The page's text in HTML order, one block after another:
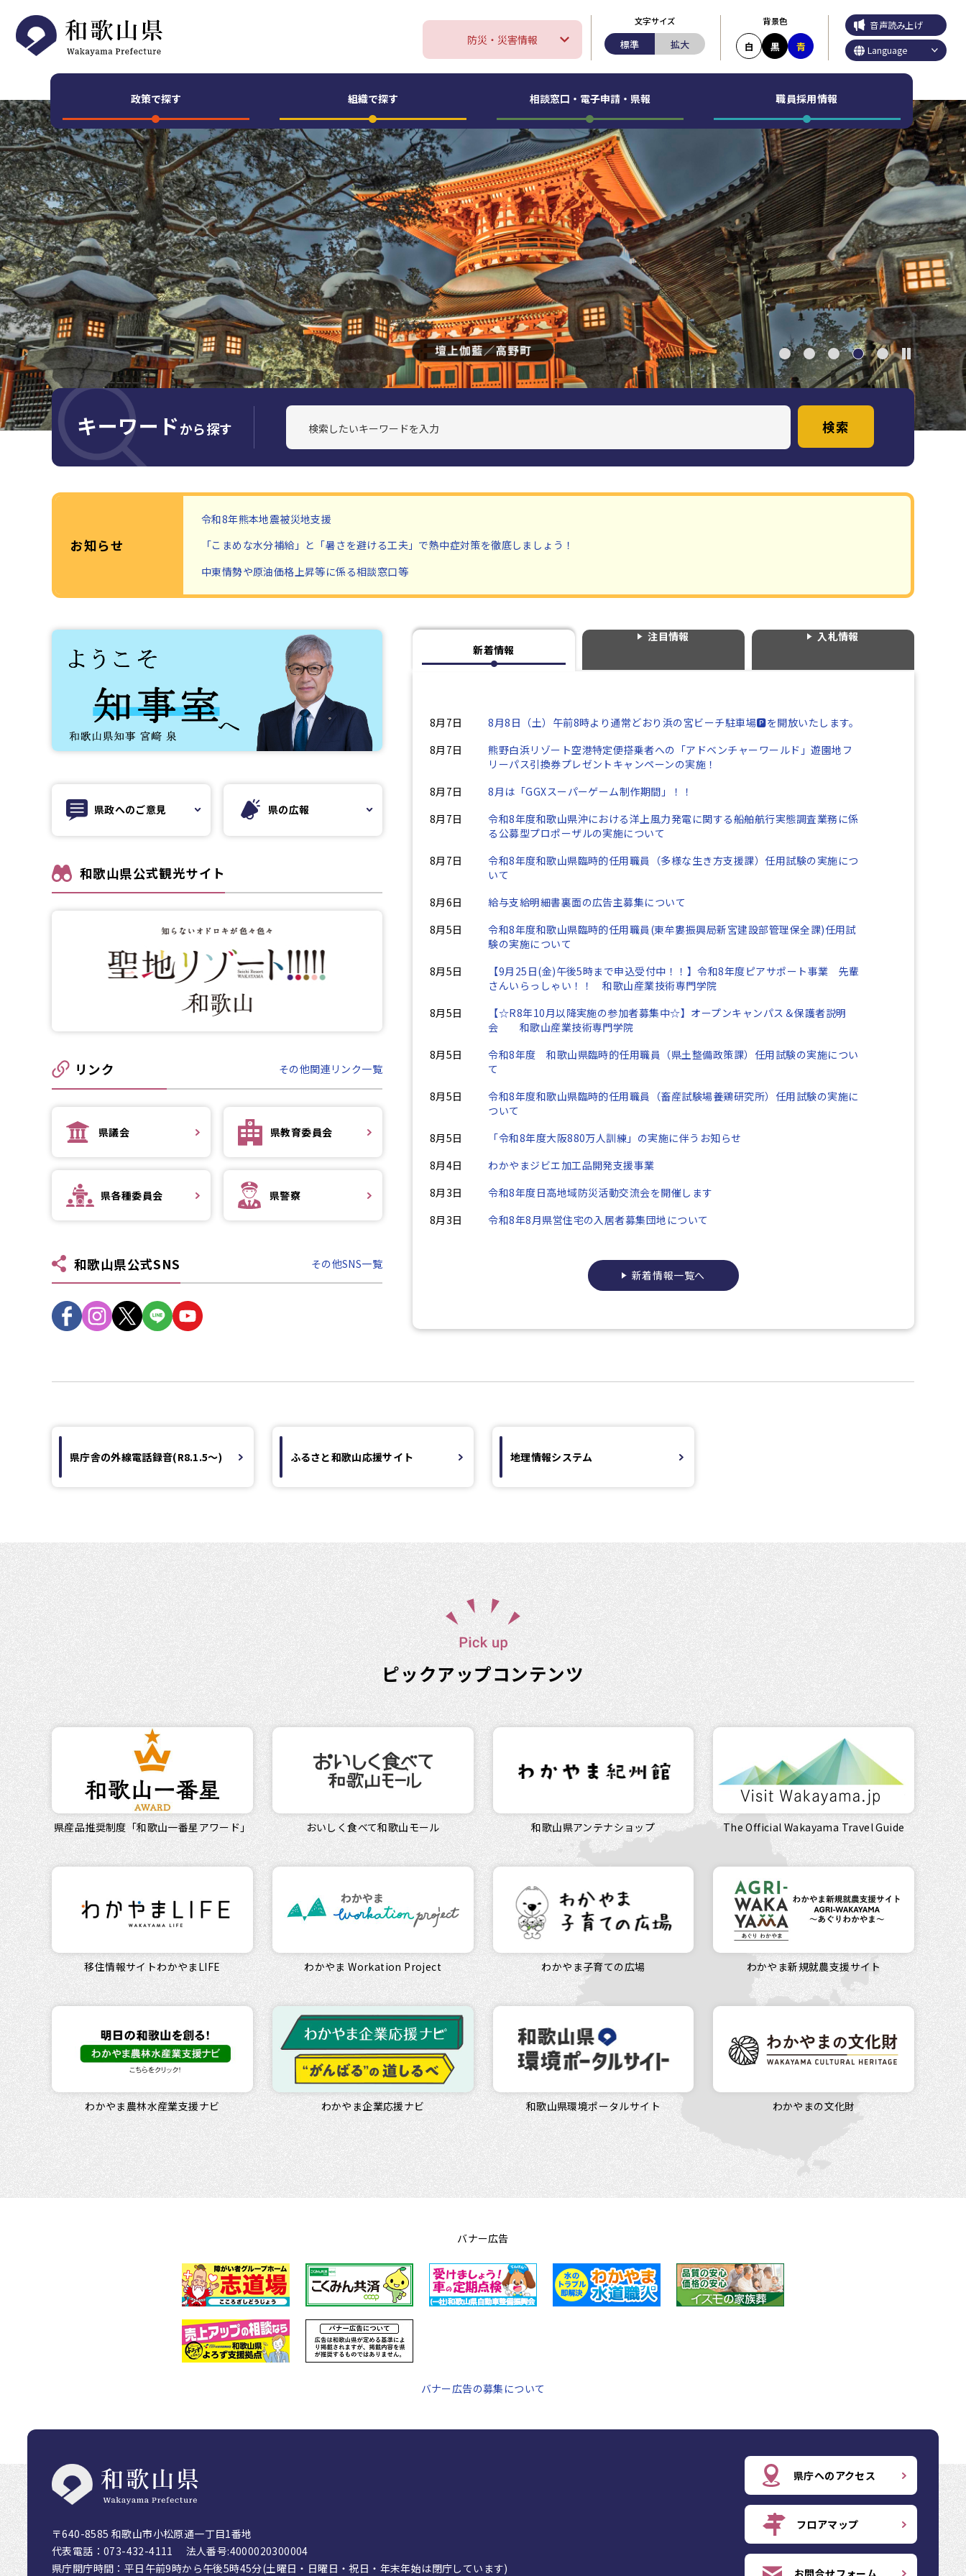
防災・災害情報
文字サイズ
標準 拡大
背景色
白 黒 青
音声読み上げ
Language
メインメニューです。
政策で探す
組織で探す 相談窓口・ 電子申請・県報 職員採用情報
ページの本文です。
キーワードから探す
お知らせ
令和8年熊本地震被災地支援
「こまめな水分補給」と「暑さを避ける工夫」で熱中症対策を徹底しましょう！
中東情勢や原油価格上昇等に係る相談窓口等
新着情報
注目情報 入札情報
8月7日
8月8日（土）午前8時より通常どおり浜の宮ビーチ駐車場🅿を開放いたします。
8月7日
熊野白浜リゾート空港特定便搭乗者への「アドベンチャーワールド」遊園地フ
リーパス引換券プレゼントキャンペーンの実施！
8月7日
8月は「GGXスーパーゲーム制作期間」！！
8月7日
令和8年度和歌山県沖における洋上風力発電に関する船舶航行実態調査業務に係
る公募型プロポーザルの実施について
8月7日
令和8年度和歌山県臨時的任用職員（多様な生き方支援課）任用試験の実施につ
いて
8月6日
給与支給明細書裏面の広告主募集について
8月5日
令和8年度和歌山県臨時的任用職員(東牟婁振興局新宮建設部管理保全課)任用試
験の実施について
8月5日
【9月25日(金)午後5時まで申込受付中！！】令和8年度ピアサポート事業 先輩
さんいらっしゃい！！ 和歌山産業技術専門学院
8月5日
【☆R8年10月以降実施の参加者募集中☆】オープンキャンパス＆保護者説明
会 和歌山産業技術専門学院
8月5日
令和8年度 和歌山県臨時的任用職員（県土整備政策課）任用試験の実施につい
て
8月5日
令和8年度和歌山県臨時的任用職員（畜産試験場養鶏研究所）任用試験の実施に
ついて
8月5日
「令和8年度大阪880万人訓練」の実施に伴うお知らせ
8月4日
わかやまジビエ加工品開発支援事業
8月3日
令和8年度日高地域防災活動交流会を開催します
8月3日
令和8年8月県営住宅の入居者募集団地について
新着情報一覧へ
県政へのご意見 県の広報
和歌山県公式観光サイト
リンク その他関連リンク一覧
県議会 県教育委員会
県各種委員会 県警察
和歌山県公式SNS その他SNS一覧
県庁舎の外線電話録音(R8.1.5～) ふるさと和歌山応援サイト 地理情報システム
ピックアップコンテンツ
県産品推奨制度「和歌山一番星アワード」 おいしく食べて和歌山モール 和歌山県アンテナショップ The Official Wakayama Travel Guide
移住情報サイトわかやまLIFE わかやま Workation Project わかやま子育ての広場 わかやま新規就農支援サイト
わかやま農林水産業支援ナビ わかやま企業応援ナビ 和歌山県環境ポータルサイト わかやまの文化財
バナー広告
バナー広告の募集について
フッターです。
〒640-8585 和歌山市小松原通一丁目1番地
代表電話：073-432-4111 法人番号:4000020300004
県庁開庁時間：平日午前9時から午後5時45分(土曜日・日曜日・祝日・年末年始は閉庁しています)
県庁へのアクセス
フロアマップ
お問合せフォーム